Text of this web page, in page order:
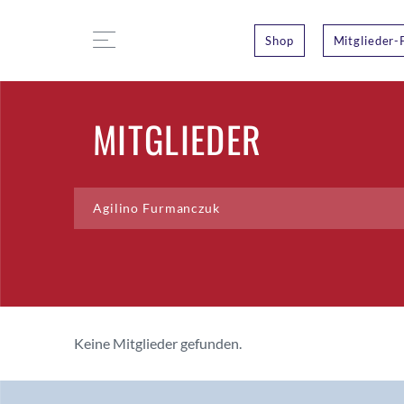
Shop Mitglieder-
MITGLIEDER
Keine Mitglieder gefunden.